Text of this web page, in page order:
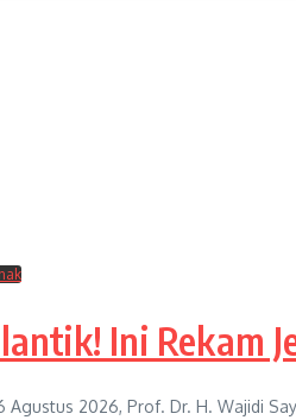
Ini Rekam
Agustus 2026, Prof. Dr. H. Wajidi